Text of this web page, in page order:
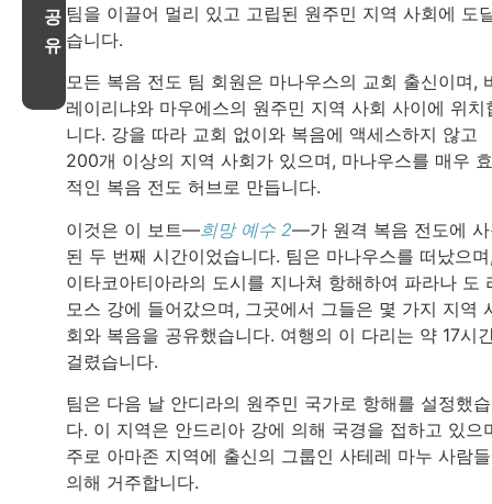
공
유
팀을 이끌어 멀리 있고 고립된 원주민 지역 사회에 도
습니다.
모든 복음 전도 팀 회원은 마나우스의 교회 출신이며,
레이리냐와 마우에스의 원주민 지역 사회 사이에 위치
니다. 강을 따라 교회 없이와 복음에 액세스하지 않고
200개 이상의 지역 사회가 있으며, 마나우스를 매우
적인 복음 전도 허브로 만듭니다.
이것은 이 보트—희망 예수 2—가 원격 복음 전도에
된 두 번째 시간이었습니다. 팀은 마나우스를 떠났으
이타코아티아라의 도시를 지나쳐 항해하여 파라나 도
모스 강에 들어갔으며, 그곳에서 그들은 몇 가지 지역
회와 복음을 공유했습니다. 여행의 이 다리는 약 17시
걸렸습니다.
팀은 다음 날 안디라의 원주민 국가로 항해를 설정했
다. 이 지역은 안드리아 강에 의해 국경을 접하고 있으
주로 아마존 지역에 출신의 그룹인 사테레 마누 사람
의해 거주합니다.